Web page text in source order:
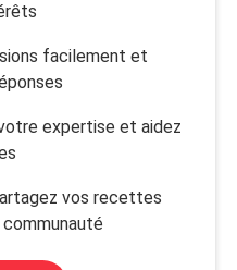
facilement et
expertise et aidez
vos recettes